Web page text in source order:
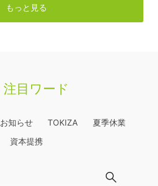
もっと見る
注目ワード
お知らせ TOKIZA
夏季休業
資本提携